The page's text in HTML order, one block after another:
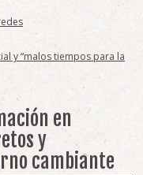
y “malos tiempos para la
en
y
cambiante